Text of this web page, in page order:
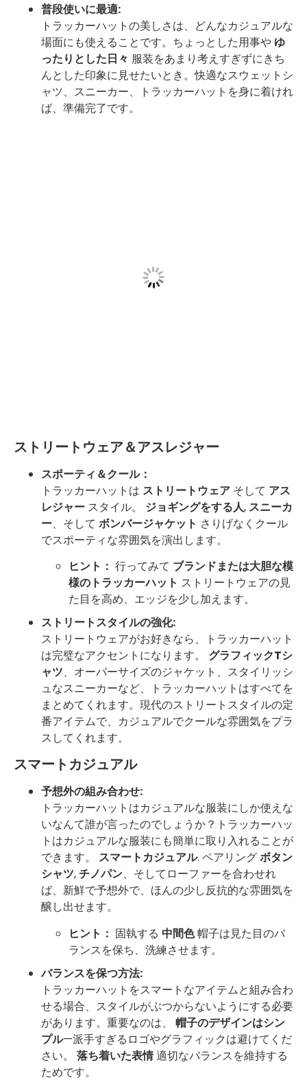
普段使いに最適:
トラッカーハットの美しさは、どんなカジュアルな
場面にも使えることです。ちょっとした用事や ゆ
ったりとした日々 服装をあまり考えすぎずにきち
んとした印象に見せたいとき。快適なスウェットシ
ャツ、スニーカー、トラッカーハットを身に着けれ
ば、準備完了です。
ストリートウェア＆アスレジャー
スポーティ＆クール：
トラッカーハットは ストリートウェア そして アス
レジャー スタイル。 ジョギングをする人, スニーカ
ー、そして ボンバージャケット さりげなくクール
でスポーティな雰囲気を演出します。
ヒント： 行ってみて ブランドまたは大胆な模
様のトラッカーハット ストリートウェアの見
た目を高め、エッジを少し加えます。
ストリートスタイルの強化:
ストリートウェアがお好きなら、トラッカーハット
は完璧なアクセントになります。 グラフィックTシ
ャツ、オーバーサイズのジャケット、スタイリッシ
ュなスニーカーなど、トラッカーハットはすべてを
まとめてくれます。現代のストリートスタイルの定
番アイテムで、カジュアルでクールな雰囲気をプラ
スしてくれます。
スマートカジュアル
予想外の組み合わせ:
トラッカーハットはカジュアルな服装にしか使えな
いなんて誰が言ったのでしょうか？トラッカーハッ
トはカジュアルな服装にも簡単に取り入れることが
できます。 スマートカジュアル. ペアリングボタン
シャツ,チノパン、そしてローファーを合わせれ
ば、新鮮で予想外で、ほんの少し反抗的な雰囲気を
醸し出せます。
ヒント： 固執する 中間色帽子は見た目のバ
ランスを保ち、洗練させます。
バランスを保つ方法:
トラッカーハットをスマートなアイテムと組み合わ
せる場合、スタイルがぶつからないようにする必要
があります。重要なのは、 帽子のデザインはシン
プル—派手すぎるロゴやグラフィックは避けてくだ
さい。 落ち着いた表情適切なバランスを維持する
ためです。